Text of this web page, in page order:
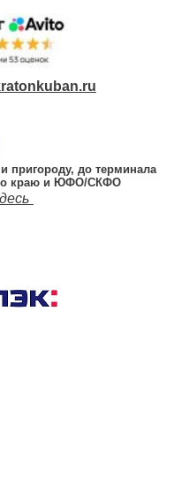
пригороду, до терминала
по краю и ЮФО/СКФО